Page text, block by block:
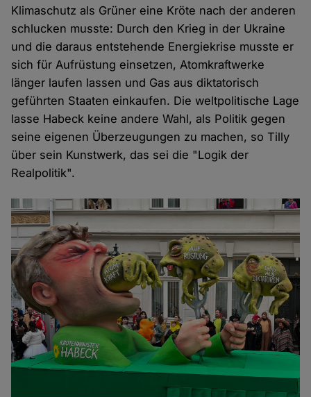
Klimaschutz als Grüner eine Kröte nach der anderen
schlucken musste: Durch den Krieg in der Ukraine
und die daraus entstehende Energiekrise musste er
sich für Aufrüstung einsetzen, Atomkraftwerke
länger laufen lassen und Gas aus diktatorisch
geführten Staaten einkaufen. Die weltpolitische Lage
lasse Habeck keine andere Wahl, als Politik gegen
seine eigenen Überzeugungen zu machen, so Tilly
über sein Kunstwerk, das sei die "Logik der
Realpolitik".